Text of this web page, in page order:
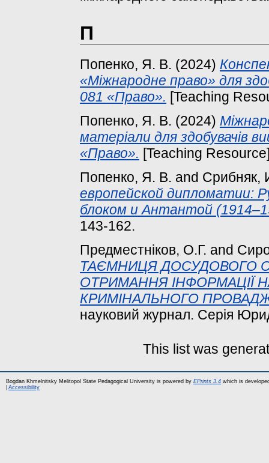
П
Попенко, Я. В. (2024)
«Міжнародне право» для
081 «Право». [Teaching
Попенко, Я. В. (2024)
матеріали для здобувачів
«Право». [Teaching
Попенко, Я. В. and Срибняк,
европейской дипломатии:
блоком и Антантой
143-162.
Предместніков, О.Г. and
ТАЄМНИЦЯ ДОСУДОВОГО
ОТРИМАННЯ ІНФОРМАЦІЇ
КРИМІНАЛЬНОГО
науковий журнал. Серія
This list was
Bogdan Khmelnitsky Melitopol State Pedagogical University is powered by EPrints 3.4 which is
Accessibility